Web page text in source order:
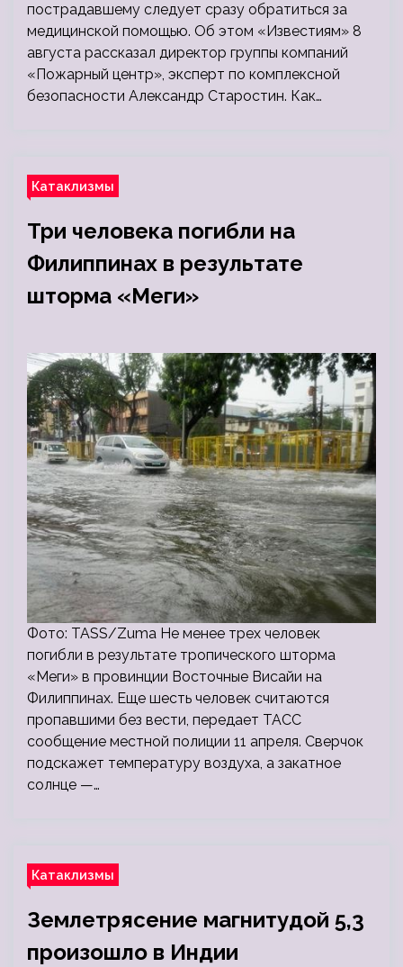
пострадавшему следует сразу обратиться за
медицинской помощью. Об этом «Известиям» 8
августа рассказал директор группы компаний
«Пожарный центр», эксперт по комплексной
безопасности Александр Старостин. Как…
Катаклизмы
Три человека погибли на
Филиппинах в результате
шторма «Меги»
Фото: TASS/Zuma Не менее трех человек
погибли в результате тропического шторма
«Меги» в провинции Восточные Висайи на
Филиппинах. Еще шесть человек считаются
пропавшими без вести, передает ТАСС
сообщение местной полиции 11 апреля. Сверчок
подскажет температуру воздуха, а закатное
солнце —…
Катаклизмы
Землетрясение магнитудой 5,3
произошло в Индии